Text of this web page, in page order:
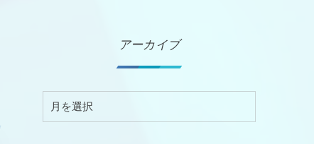
アーカイブ